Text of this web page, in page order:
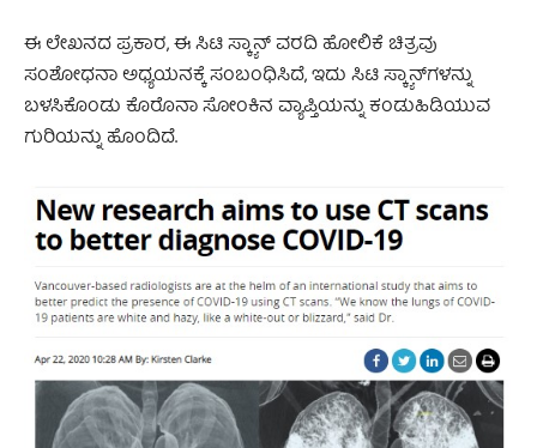
ಈ ಲೇಖನದ ಪ್ರಕಾರ, ಈ ಸಿಟಿ ಸ್ಕ್ಯಾನ್ ವರದಿ ಹೋಲಿಕೆ ಚಿತ್ರವು
ಸಂಶೋಧನಾ ಅಧ್ಯಯನಕ್ಕೆ ಸಂಬಂಧಿಸಿದೆ, ಇದು ಸಿಟಿ ಸ್ಕ್ಯಾನ್‌ಗಳನ್ನು
ಬಳಸಿಕೊಂಡು ಕೊರೊನಾ ಸೋಂಕಿನ ವ್ಯಾಪ್ತಿಯನ್ನು ಕಂಡುಹಿಡಿಯುವ
ಗುರಿಯನ್ನು ಹೊಂದಿದೆ.